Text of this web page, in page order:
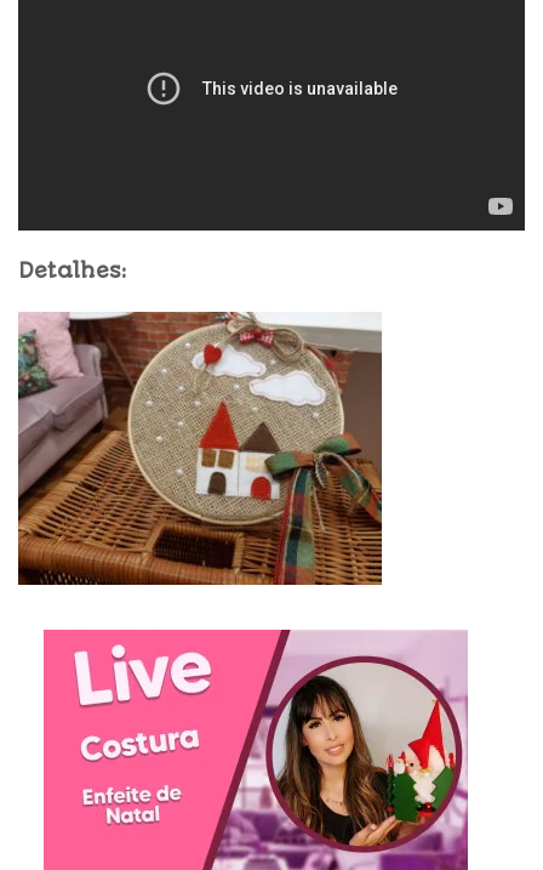
Detalhes: